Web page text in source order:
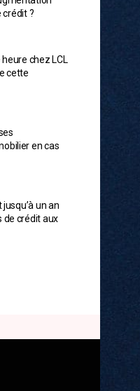
crédit ?
chez LCL
cette
en cas
un an
de crédit aux